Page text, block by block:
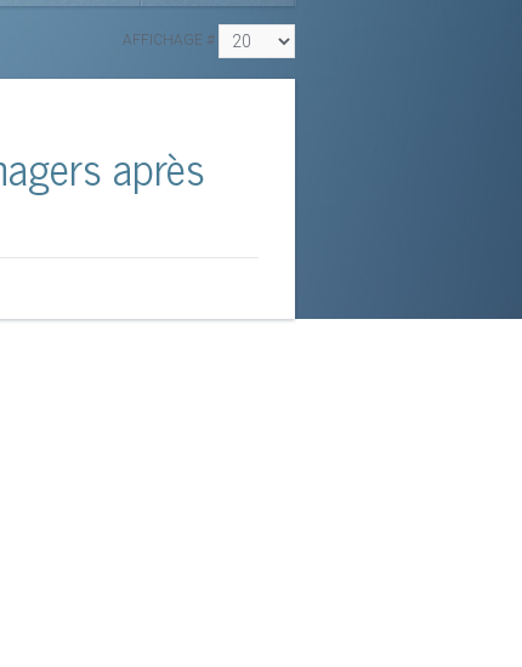
AFFICHAGE #
après